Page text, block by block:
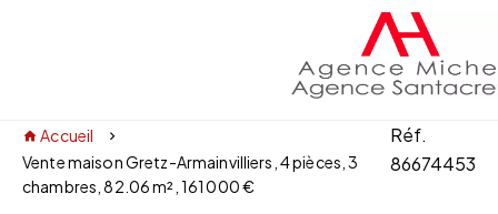
Accueil
Vente maison Gretz-Armainvilliers, 4 pièces, 3
chambres, 82.06 m², 161 000 €
Réf.
86674453